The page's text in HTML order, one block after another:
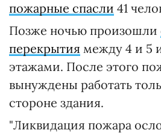
пожарные спасли 41
Позже ночью произошли
перекрытия между 4 и 5
этажами. После этого
вынуждены работать
стороне здания.
"Ликвидация пожара